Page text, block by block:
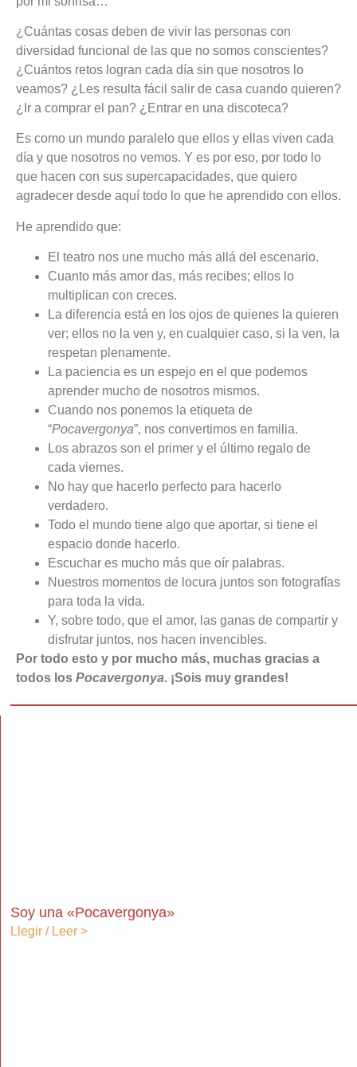
¿Cuántas cosas deben de vivir las personas con
diversidad funcional de las que no somos conscientes?
¿Cuántos retos logran cada día sin que nosotros lo
veamos? ¿Les resulta fácil salir de casa cuando quieren?
¿Ir a comprar el pan? ¿Entrar en una discoteca?
Es como un mundo paralelo que ellos y ellas viven cada
día y que nosotros no vemos. Y es por eso, por todo lo
que hacen con sus supercapacidades, que quiero
agradecer desde aquí todo lo que he aprendido con ellos.
He aprendido que:
El teatro nos une mucho más allá del escenario.
Cuanto más amor das, más recibes; ellos lo
multiplican con creces.
La diferencia está en los ojos de quienes la quieren
ver; ellos no la ven y, en cualquier caso, si la ven, la
respetan plenamente.
La paciencia es un espejo en el que podemos
aprender mucho de nosotros mismos.
Cuando nos ponemos la etiqueta de
“Pocavergonya”, nos convertimos en familia.
Los abrazos son el primer y el último regalo de
cada viernes.
No hay que hacerlo perfecto para hacerlo
verdadero.
Todo el mundo tiene algo que aportar, si tiene el
espacio donde hacerlo.
Escuchar es mucho más que oír palabras.
Nuestros momentos de locura juntos son fotografías
para toda la vida.
Y, sobre todo, que el amor, las ganas de compartir y
disfrutar juntos, nos hacen invencibles.
Por todo esto y por mucho más, muchas gracias a
todos los Pocavergonya. ¡Sois muy grandes!
Soy una «Pocavergonya»
Llegir / Leer >